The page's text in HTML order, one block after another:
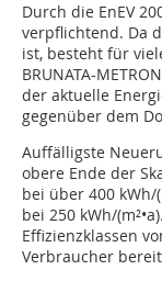
Durch die EnEV
verpflichtend. Da
ist, besteht für
BRUNATA-
der aktuelle
gegenüber dem
Auffälligste
obere Ende der
bei über 400 kWh/
bei 250 kWh/
Effizienzklassen
Verbraucher